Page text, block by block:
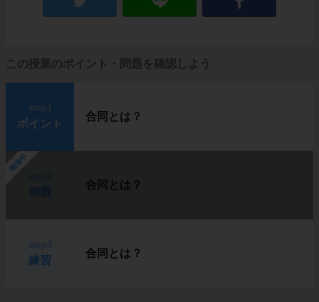
この授業のポイント・問題を確認しよう
ポイント
合同とは？
勉強中
合同とは？
練習
合同とは？